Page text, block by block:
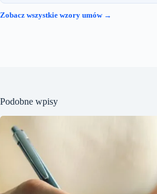
Zobacz wszystkie wzory umów →
Podobne wpisy